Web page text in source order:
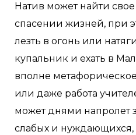
Натив может найти
спасении жизней, при
лезть в огонь или
купальник и ехать в
вполне
или даже работа
может днями напролет
слабых и нуждающихся,